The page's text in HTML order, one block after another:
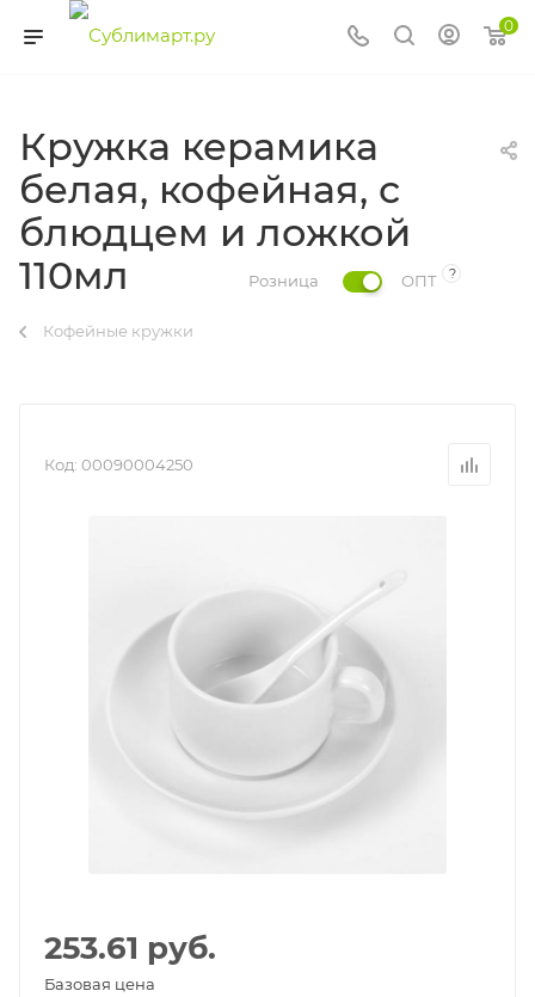
0
Кружка керамика
белая, кофейная, с
блюдцем и ложкой
110мл
?
Розница ОПТ
Кофейные кружки
Код: 00090004250
253.61 руб.
Базовая цена